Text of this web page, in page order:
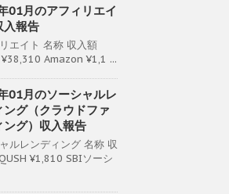
01月のアフィリエイ
入報告
エイト 名称 収入額
Amazon ¥1,1 ...
01月のソーシャルレ
ング（クラウドファ
ング）収入報告
ルレンディング 名称 収
¥1,810 SBIソーシ